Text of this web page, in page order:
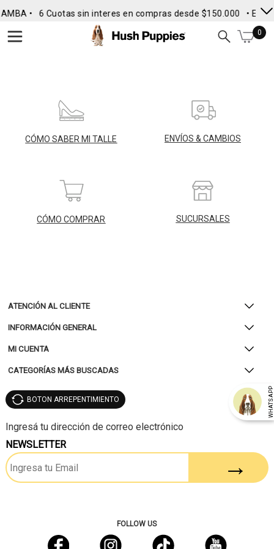
• 6 Cuotas sin interes en compras desde $150.000 •
0
CÓMO SABER MI TALLE ENVÍOS & CAMBIOS
CÓMO COMPRAR SUCURSALES
ATENCIÓN AL CLIENTE
INFORMACIÓN GENERAL
MI CUENTA
CATEGORÍAS MÁS BUSCADAS
WHATSAPP
BOTON ARREPENTIMIENTO
NEWSLETTER
FOLLOW US